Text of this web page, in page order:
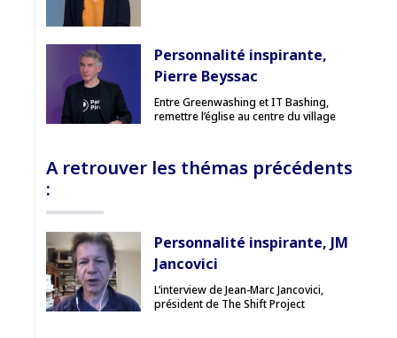
Personnalité inspirante,
Pierre Beyssac
Entre Greenwashing et IT Bashing,
remettre l’église au centre du village
A retrouver les thémas précédents
:
Personnalité inspirante, JM
Jancovici
L’interview de Jean-Marc Jancovici,
président de The Shift Project